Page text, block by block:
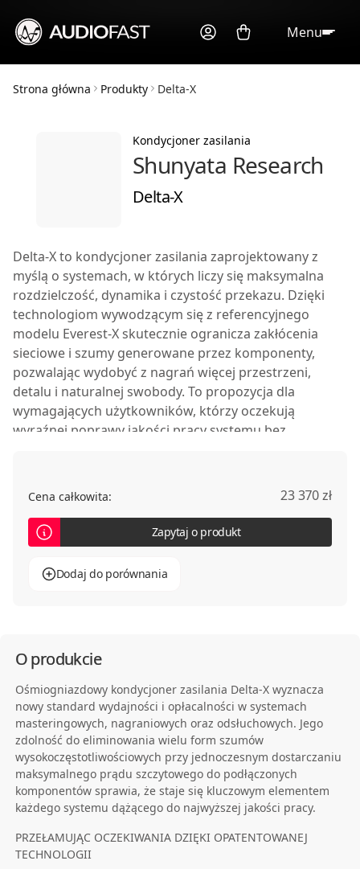
Menu
Strona główna Produkty Delta-X
Kondycjoner zasilania
Shunyata Research
Delta-X
Delta-X to kondycjoner zasilania zaprojektowany z
myślą o systemach, w których liczy się maksymalna
rozdzielczość, dynamika i czystość przekazu. Dzięki
technologiom wywodzącym się z referencyjnego
modelu Everest-X skutecznie ogranicza zakłócenia
sieciowe i szumy generowane przez komponenty,
pozwalając wydobyć z nagrań więcej przestrzeni,
detalu i naturalnej swobody. To propozycja dla
wymagających użytkowników, którzy oczekują
wyraźnej poprawy jakości pracy systemu bez
Cena całkowita: 23 370 zł
Zapytaj o produkt
Dodaj do porównania
O produkcie
Ośmiogniazdowy kondycjoner zasilania Delta-X wyznacza
nowy standard wydajności i opłacalności w systemach
masteringowych, nagraniowych oraz odsłuchowych. Jego
zdolność do eliminowania wielu form szumów
wysokoczęstotliwościowych przy jednoczesnym dostarczaniu
maksymalnego prądu szczytowego do podłączonych
komponentów sprawia, że staje się kluczowym elementem
każdego systemu dążącego do najwyższej jakości pracy.
PRZEŁAMUJĄC OCZEKIWANIA DZIĘKI OPATENTOWANEJ
TECHNOLOGII